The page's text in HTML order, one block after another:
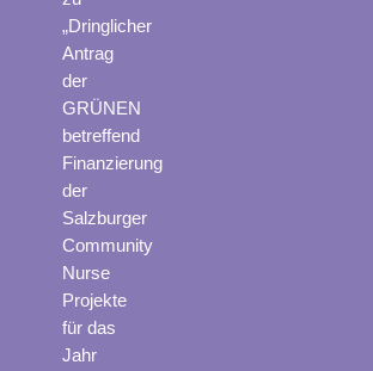
„Dringlicher
Antrag
der
GRÜNEN
betreffend
Finanzierung
der
Salzburger
Community
Nurse
Projekte
für das
Jahr